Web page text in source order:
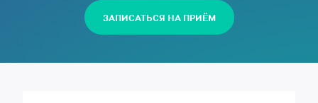
ЗАПИСАТЬСЯ НА ПРИЁМ